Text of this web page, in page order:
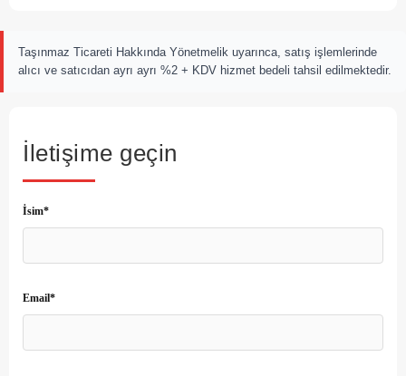
Taşınmaz Ticareti Hakkında Yönetmelik uyarınca, satış işlemlerinde
alıcı ve satıcıdan ayrı ayrı %2 + KDV hizmet bedeli tahsil edilmektedir.
İletişime geçin
İsim*
Email*